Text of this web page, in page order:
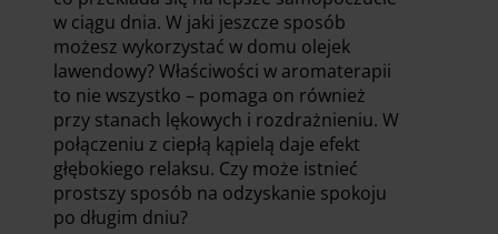
w ciągu dnia. W jaki jeszcze sposób
możesz wykorzystać w domu olejek
lawendowy? Właściwości w aromaterapii
to nie wszystko – pomaga on również
przy stanach lękowych i rozdrażnieniu. W
połączeniu z ciepłą kąpielą daje efekt
głębokiego relaksu. Czy może istnieć
prostszy sposób na odzyskanie spokoju
po długim dniu?